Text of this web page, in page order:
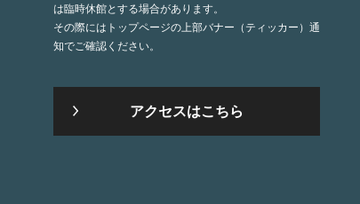
は臨時休館とする場合があります。
その際にはトップページの上部バナー（ティッカー）通
知でご確認ください。
アクセスはこちら